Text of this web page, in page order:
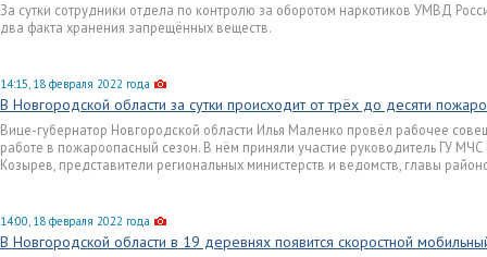
За сутки сотрудники отдела по контролю за оборотом наркотиков УМВД
два факта хранения запрещённых веществ.
14:15, 18 февраля 2022 года
В Новгородской области за сутки происходит от трёх до десяти
Вице-губернатор Новгородской области Илья Маленко провёл рабочее
работе в пожароопасный сезон. В нём приняли участие руководитель ГУ
Козырев, представители региональных министерств и ведомств, главы
14:00, 18 февраля 2022 года
В Новгородской области в 19 деревнях появится скоростной